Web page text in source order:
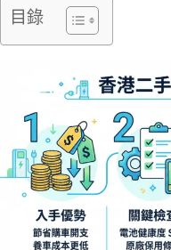
目錄